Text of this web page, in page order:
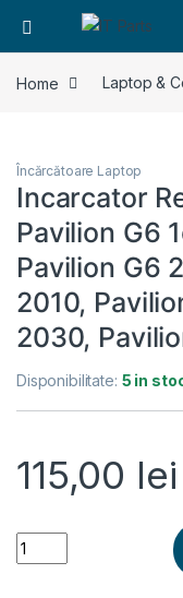
Home Laptop &
Încărcătoare Laptop
Incarcator
Pavilion G6
Pavilion G6
2010,
2030,
Disponibilitate: 5 in
115,00 lei
Incarcator